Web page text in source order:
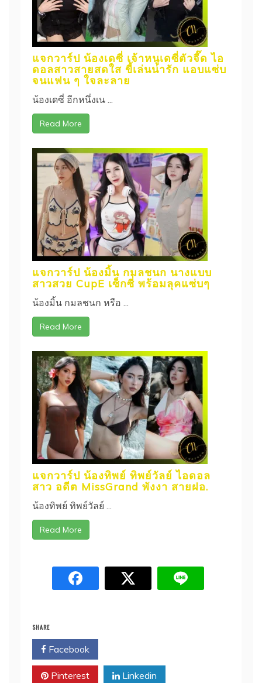
แจกวาร์ป น้องเดซี่ เจ้าหนูเดซี่ตัวจี๊ด ไอ
ดอลสาวสายสดใส ขี้เล่นน่ารัก แอบแซ่บ
จนแฟน ๆ ใจละลาย
น้องเดซี่ อีกหนึ่งเน ...
Read More
แจกวาร์ป น้องมิ้น กมลชนก นางแบบ
สาวสวย CupE เซ็กซี่ พร้อมลุคแซ่บๆ
น้องมิ้น กมลชนก หรือ ...
Read More
แจกวาร์ป น้องทิพย์ ทิพย์วัลย์ ไอดอล
สาว อดีต MissGrand พังงา สายฝอ.
น้องทิพย์ ทิพย์วัลย์ ...
Read More
SHARE
Facebook
Pinterest Linkedin